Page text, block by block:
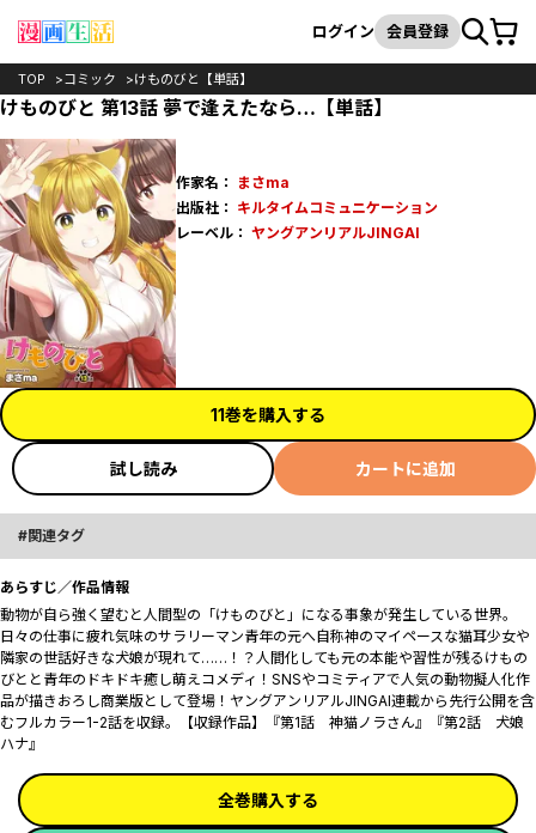
検索
ログイン 会員登録カート
TOP コミック けものびと【単話】
けものびと 第13話 夢で逢えたなら…【単話】
作家名：
まさma
出版社： キルタイムコミュニケーション
レーベル： ヤングアンリアルJINGAI
11巻を購入する
試し読み カートに追加
関連タグ
あらすじ／作品情報
動物が自ら強く望むと人間型の「けものびと」になる事象が発生している世界。
日々の仕事に疲れ気味のサラリーマン青年の元へ自称神のマイペースな猫耳少女や
隣家の世話好きな犬娘が現れて……！？人間化しても元の本能や習性が残るけもの
びとと青年のドキドキ癒し萌えコメディ！SNSやコミティアで人気の動物擬人化作
品が描きおろし商業版として登場！ヤングアンリアルJINGAI連載から先行公開を含
むフルカラー1-2話を収録。【収録作品】『第1話 神猫ノラさん』『第2話 犬娘
ハナ』
全巻購入する